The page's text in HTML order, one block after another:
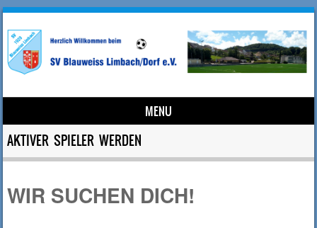
MENU
Skip to content
AKTIVER SPIELER WERDEN
WIR SUCHEN DICH!